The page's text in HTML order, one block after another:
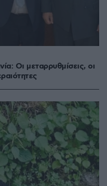
Οι μεταρρυθμίσεις, οι